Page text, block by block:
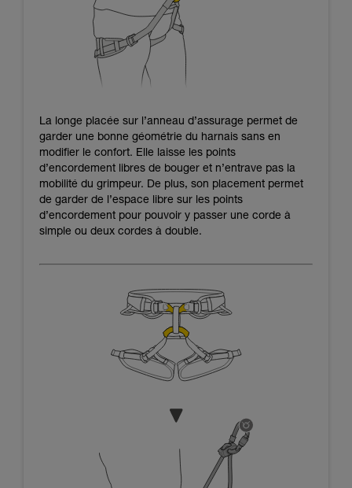
La longe placée sur l’anneau d’assurage permet de
garder une bonne géométrie du harnais sans en
modifier le confort. Elle laisse les points
d’encordement libres de bouger et n’entrave pas la
mobilité du grimpeur. De plus, son placement permet
de garder de l’espace libre sur les points
d’encordement pour pouvoir y passer une corde à
simple ou deux cordes à double.